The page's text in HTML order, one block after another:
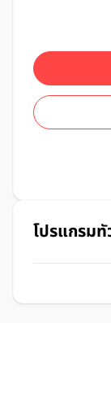
โปรแกรมทั